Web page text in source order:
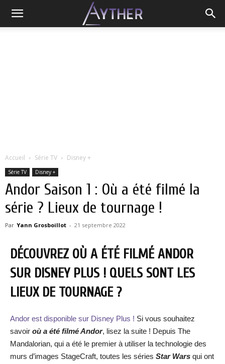
Accueil Série TV Disney +
Série TV Disney +
Andor Saison 1 : Où a été filmé la
série ? Lieux de tournage !
Par Yann Grosboillot - 21 septembre 2022
DÉCOUVREZ OÙ A ÉTÉ FILMÉ ANDOR
SUR DISNEY PLUS ! QUELS SONT LES
LIEUX DE TOURNAGE ?
Andor est disponible sur Disney Plus ! Si vous souhaitez
savoir où a été filmé Andor, lisez la suite ! Depuis The
Mandalorian, qui a été le premier à utiliser la technologie des
murs d’images StageCraft, toutes les séries Star Wars qui ont